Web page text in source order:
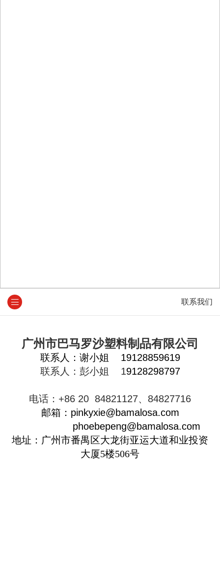
联系我们
广州市巴马罗沙塑料制品有限公司
联系人：谢小姐 19128859619
联系人：彭小姐 19128298797
电话： +86 20 84821127、 84827716
邮箱： pinkyxie@bamalosa.com
phoebepeng@bamalosa.com
地址：广州市番禺区大龙街亚运大道和业投资
大厦5楼506号